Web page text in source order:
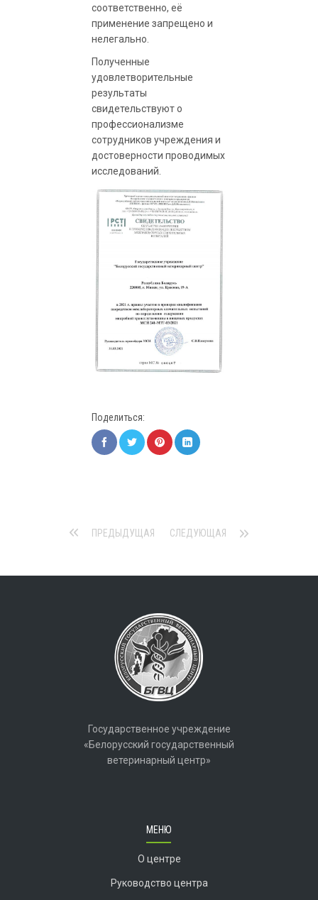
соответственно, её
применение запрещено и
нелегально.
Полученные
удовлетворительные
результаты
свидетельствуют о
профессионализме
сотрудников учреждения и
достоверности проводимых
исследований.
Поделиться:
ПРЕДЫДУЩАЯ СЛЕДУЮЩАЯ
Государственное учреждение
«Белорусский государственный
ветеринарный центр»
МЕНЮ
О центре
Руководство центра